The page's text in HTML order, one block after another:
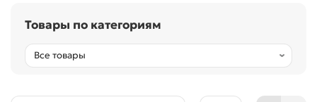
Товары по категориям